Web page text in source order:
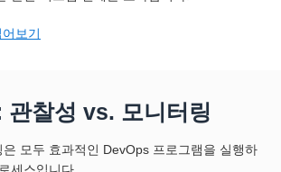
보기
관찰성 vs. 모니터링
모두 효과적인 DevOps 프로그램을 실행하